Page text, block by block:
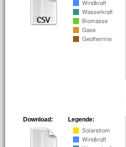
Legende:
Download: